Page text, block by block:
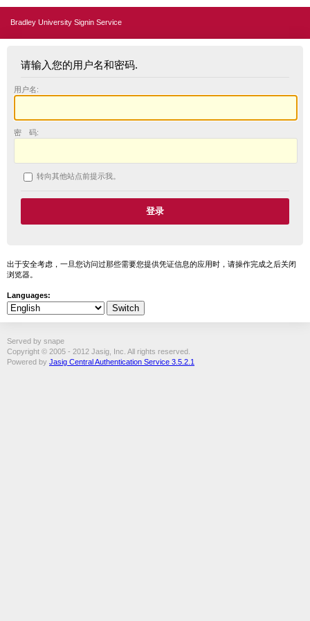
Bradley University Signin Service
请输入您的用户名和密码.
用户名:
密 码:
转向其他站点前提示我。
出于安全考虑，一旦您访问过那些需要您提供凭证信息的应用时，请操作完成之后关闭
浏览器。
Languages:
Served by snape
Copyright © 2005 - 2012 Jasig, Inc. All rights reserved.
Powered by Jasig Central Authentication Service 3.5.2.1